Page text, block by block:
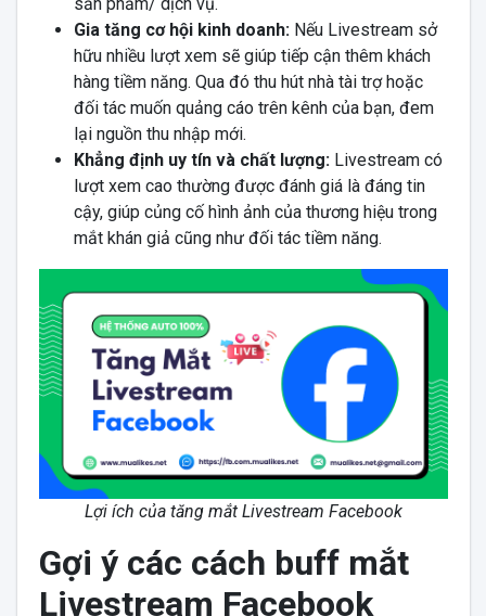
Gia tăng cơ hội kinh doanh:Nếu Livestream sở
hữu nhiều lượt xem sẽ giúp tiếp cận thêm khách
hàng tiềm năng. Qua đó thu hút nhà tài trợ hoặc
đối tác muốn quảng cáo trên kênh của bạn, đem
lại nguồn thu nhập mới.
Khẳng định uy tín và chất lượng:Livestream có
lượt xem cao thường được đánh giá là đáng tin
cậy, giúp củng cố hình ảnh của thương hiệu trong
mắt khán giả cũng như đối tác tiềm năng.
Lợi ích của tăng mắt Livestream Facebook
Gợi ý các cách buff mắt
Livestream Facebook